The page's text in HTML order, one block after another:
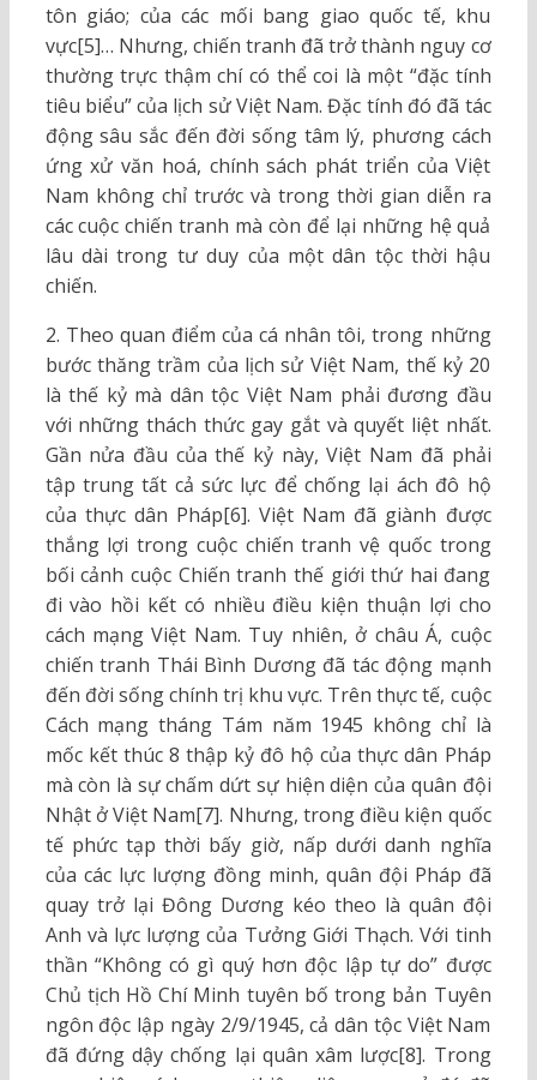
tôn giáo; của các mối bang giao quốc tế, khu
vực[5]… Nhưng, chiến tranh đã trở thành nguy cơ
thường trực thậm chí có thể coi là một “đặc tính
tiêu biểu” của lịch sử Việt Nam. Đặc tính đó đã tác
động sâu sắc đến đời sống tâm lý, phương cách
ứng xử văn hoá, chính sách phát triển của Việt
Nam không chỉ trước và trong thời gian diễn ra
các cuộc chiến tranh mà còn để lại những hệ quả
lâu dài trong tư duy của một dân tộc thời hậu
chiến.
2. Theo quan điểm của cá nhân tôi, trong những
bước thăng trầm của lịch sử Việt Nam, thế kỷ 20
là thế kỷ mà dân tộc Việt Nam phải đương đầu
với những thách thức gay gắt và quyết liệt nhất.
Gần nửa đầu của thế kỷ này, Việt Nam đã phải
tập trung tất cả sức lực để chống lại ách đô hộ
của thực dân Pháp[6]. Việt Nam đã giành được
thắng lợi trong cuộc chiến tranh vệ quốc trong
bối cảnh cuộc Chiến tranh thế giới thứ hai đang
đi vào hồi kết có nhiều điều kiện thuận lợi cho
cách mạng Việt Nam. Tuy nhiên, ở châu Á, cuộc
chiến tranh Thái Bình Dương đã tác động mạnh
đến đời sống chính trị khu vực. Trên thực tế, cuộc
Cách mạng tháng Tám năm 1945 không chỉ là
mốc kết thúc 8 thập kỷ đô hộ của thực dân Pháp
mà còn là sự chấm dứt sự hiện diện của quân đội
Nhật ở Việt Nam[7]. Nhưng, trong điều kiện quốc
tế phức tạp thời bấy giờ, nấp dưới danh nghĩa
của các lực lượng đồng minh, quân đội Pháp đã
quay trở lại Đông Dương kéo theo là quân đội
Anh và lực lượng của Tưởng Giới Thạch. Với tinh
thần “Không có gì quý hơn độc lập tự do” được
Chủ tịch Hồ Chí Minh tuyên bố trong bản Tuyên
ngôn độc lập ngày 2/9/1945, cả dân tộc Việt Nam
đã đứng dậy chống lại quân xâm lược[8]. Trong